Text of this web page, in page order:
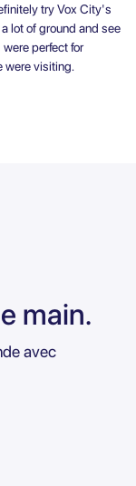
try Vox City's
lot of ground and see
perfect for
were visiting.
main.
avec